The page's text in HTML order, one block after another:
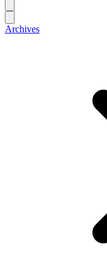
Archives